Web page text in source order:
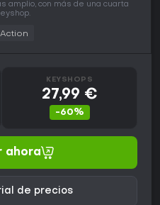
amplio, con más de una cuarta
Action
KEYSHOPS
27,99 €
-60%
ahora
de precios